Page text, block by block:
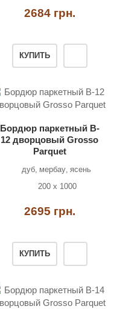
2684 грн.
КУПИТЬ
Бордюр паркетный B-
12 дворцовый Grosso
Parquet
дуб мербау ясень
200 х 1000
2695 грн.
КУПИТЬ